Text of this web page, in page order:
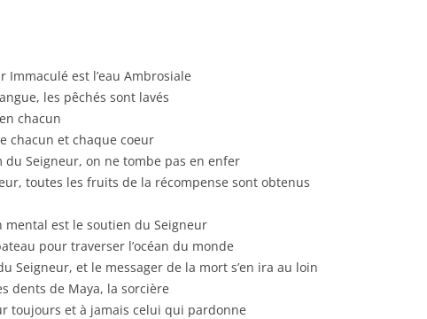
Immaculé est l’eau Ambrosiale
les pêchés sont lavés
chacun
chacun et chaque coeur
du Seigneur, on ne tombe pas en enfer
toutes les fruits de la récompense sont obtenus
mental est le soutien du Seigneur
pour traverser l’océan du monde
Seigneur, et le messager de la mort s’en ira au loin
dents de Maya, la sorcière
toujours et à jamais celui qui pardonne